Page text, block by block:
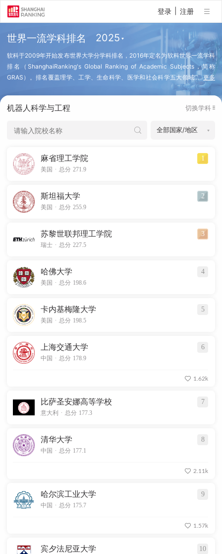
登录 注册
世界一流学科排名
…更多
软科于2009年开始发布世界大学分学科排名，2016年定名为软科世界一流学科
排名（ShanghaiRanking's Global Ranking of Academic Subjects，简称
GRAS）。排名覆盖理学、工学、生命科学、医学和社会科学五大领域
的57个学科，排名指标体系设置世界一流教师、世界一流成果、高水平研究成
每年约有来自全球100个国家和地区的2000所高校的20000个学科点上榜。
机器人科学与工程 切换学科
麻省理工学院 1
美国 . 总分 271.9
斯坦福大学 2
美国 . 总分 255.9
苏黎世联邦理工学院 3
瑞士 . 总分 227.5
哈佛大学 4
美国 . 总分 198.6
卡内基梅隆大学 5
美国 . 总分 198.5
上海交通大学 6
中国 . 总分 178.9
1.62k
比萨圣安娜高等学校 7
意大利 . 总分 177.3
清华大学 8
中国 . 总分 177.1
2.11k
哈尔滨工业大学 9
中国 . 总分 175.7
1.57k
宾夕法尼亚大学 10